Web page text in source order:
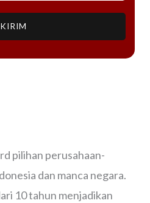
KIRIM
pilihan perusahaan-
dan manca negara.
10 tahun menjadikan